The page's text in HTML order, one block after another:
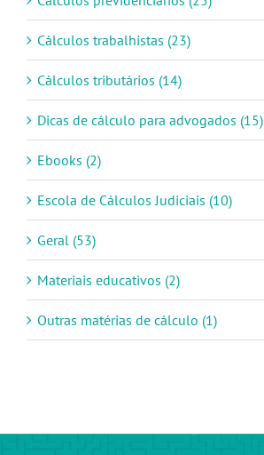
Cálculos trabalhistas (23)
Cálculos tributários (14)
Dicas de cálculo para advogados (15)
Ebooks (2)
Escola de Cálculos Judiciais (10)
Geral (53)
Materiais educativos (2)
Outras matérias de cálculo (1)